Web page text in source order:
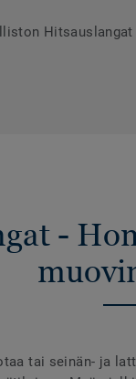
-
tai seinän- ja